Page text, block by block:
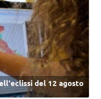
del 12 agosto